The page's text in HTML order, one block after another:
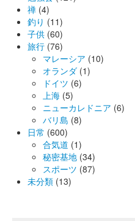
禅 (4)
釣り (11)
子供 (60)
旅行 (76)
マレーシア (10)
オランダ (1)
ドイツ (6)
上海 (5)
ニューカレドニア (6)
バリ島 (8)
日常 (600)
合気道 (1)
秘密基地 (34)
スポーツ (87)
未分類 (13)